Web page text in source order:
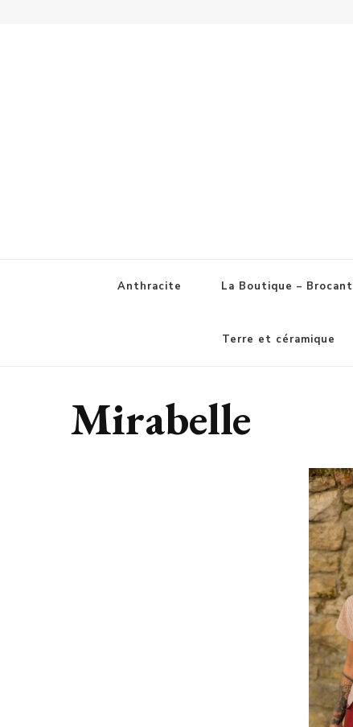
Anthracite La Boutique –
Terre et céramique
Mirabelle